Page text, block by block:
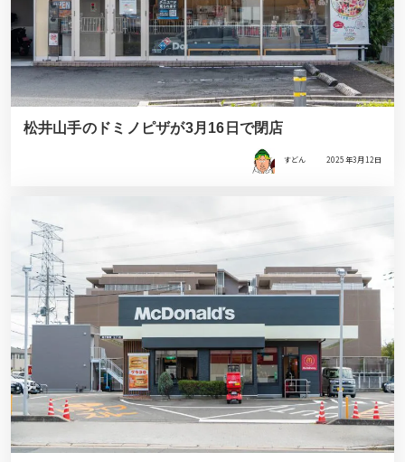
松井山手のドミノピザが3月16日で閉店
すどん 2025年3月12日